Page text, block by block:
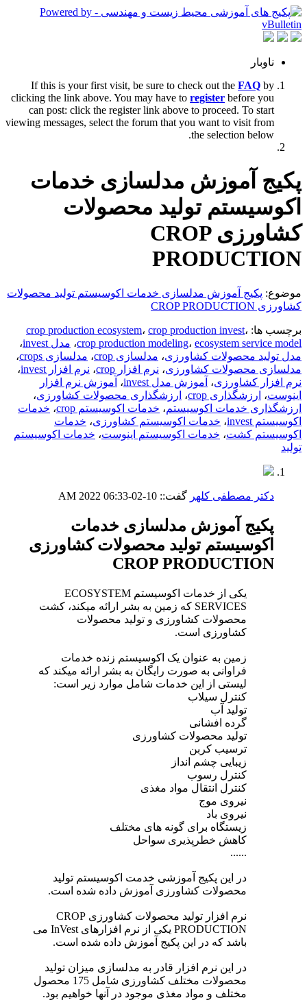
ناوبار
If this is your first visit, be sure to check out the FAQ by
clicking the link above. You may have to register before you
can post: click the register link above to proceed. To start
viewing messages, select the forum that you want to visit from
the selection below.
پکیج آموزش مدلسازی خدمات
اکوسیستم تولید محصولات
کشاورزی CROP
PRODUCTION
موضوع: پکیج آموزش مدلسازی خدمات اکوسیستم تولید محصولات
کشاورزی CROP PRODUCTION
برچسب ها: crop production ecosystem، crop production invest،
crop production modeling، ecosystem service model ، مدل invest
،
مدل تولید محصولات کشاورزی، مدلسازی crop ، مدلسازی crops
،
مدلسازی محصولات کشاورزی، نرم افزار crop ، نرم افزار invest
،
نرم افزار کشاورزی، آموزش مدل invest ، آموزش نرم افزار
اینوست، ارزشگذاری crop ، ارزشگذاری محصولات کشاورزی،
ارزشگذاری خدمات اکوسیستم، خدمات اکوسیستم crop ، خدمات
اکوسیستم invest
، خدمات اکوسیستم کشاورزی، خدمات
اکوسیستم کشت، خدمات اکوسیستم اینوست، خدمات اکوسیستم
تولید
دکتر مصطفی کلهر گفت:: 10-02-2022
06:33 AM
پکیج آموزش مدلسازی خدمات
اکوسیستم تولید محصولات کشاورزی
CROP PRODUCTION
یکی از خدمات اکوسیستم ECOSYSTEM
SERVICES که زمین به بشر ارائه میکند، کشت
محصولات کشاورزی و تولید محصولات
کشاورزی است.
زمین به عنوان یک اکوسیستم زنده خدمات
فراوانی به صورت رایگان به بشر ارائه میکند که
لیستی از این خدمات شامل موارد زیر است:
کنترل سیلاب
تولید آب
گرده افشانی
تولید محصولات کشاورزی
ترسیب کربن
زیبایی چشم انداز
کنترل رسوب
کنترل انتقال مواد مغذی
نیروی موج
نیروی باد
زیستگاه برای گونه های مختلف
کاهش خطرپذیری سواحل
......
در این پکیج آموزشی خدمت اکوسیستم تولید
محصولات کشاورزی آموزش داده شده است.
نرم افزار تولید محصولات کشاورزی CROP
PRODUCTION یکی از نرم افزارهای InVest می
باشد که در این پکیج آموزش داده شده است.
در این نرم افزار قادر به مدلسازی میزان تولید
محصولات مختلف کشاورزی شامل 175 محصول
مختلف و مواد مغذی موجود در آنها خواهیم بود.